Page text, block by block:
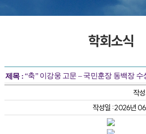
학회소식
제목 :“축” 이강웅 고문 – 국민훈장 동백장 수
작
작성일 : 2026년